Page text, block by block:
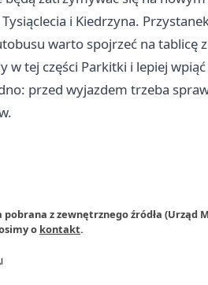
i Kiedrzyna.
warto spojrzeć na tablicę
tej części Parkitki i lepiej
przed wyjazdem trzeba
z zewnętrznego źródła (Urząd
o kontakt.